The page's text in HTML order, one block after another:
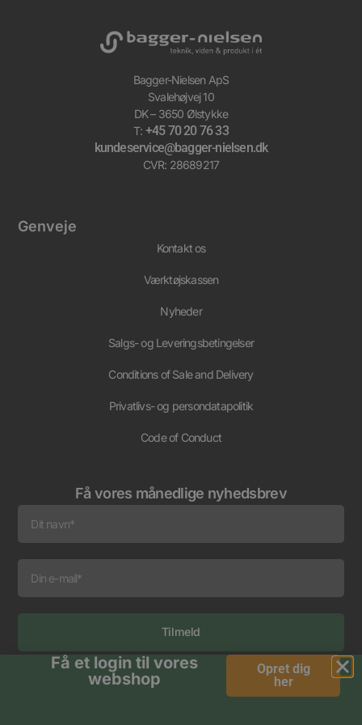
Bagger-Nielsen ApS
Svalehøjvej 10
DK – 3650 Ølstykke
T: +45 70 20 76 33
kundeservice@bagger-nielsen.dk
CVR: 28689217
Genveje
Kontakt os
Værktøjskassen
Nyheder
Salgs- og Leveringsbetingelser
Conditions of Sale and Delivery
Privatlivs- og persondatapolitik
Code of Conduct
Få vores månedlige nyhedsbrev
Tilmeld
Alternative:
Få et login til vores
webshop
Opret dig
her